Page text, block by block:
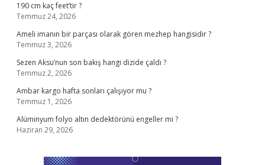
190 cm kaç feet’tir ?
Temmuz 24, 2026
Ameli imanın bir parçası olarak gören mezhep hangisidir ?
Temmuz 3, 2026
Sezen Aksu’nun son bakış hangi dizide çaldı ?
Temmuz 2, 2026
Ambar kargo hafta sonları çalışıyor mu ?
Temmuz 1, 2026
Alüminyum folyo altın dedektörünü engeller mi ?
Haziran 29, 2026